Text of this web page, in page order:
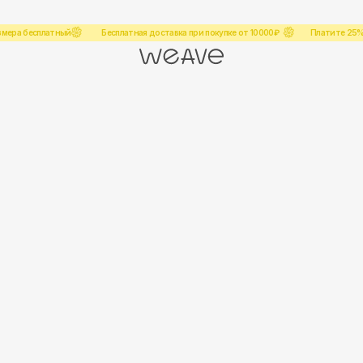
Платите 25% через сервис
Бесплатная доставка при покупке от 10000₽